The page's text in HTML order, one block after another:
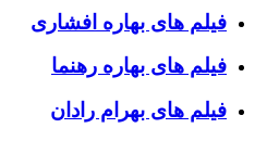
فیلم های بهاره افشاری
فیلم های بهاره رهنما
فیلم های بهرام رادان